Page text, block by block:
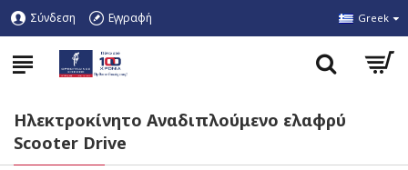
Σύνδεση Εγγραφή Greek
Hλεκτροκίνητο Αναδιπλούμενο ελαφρύ
Scooter Drive